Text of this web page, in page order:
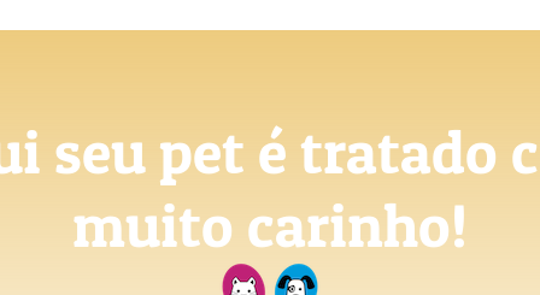
seu pet é tratado
muito carinho!